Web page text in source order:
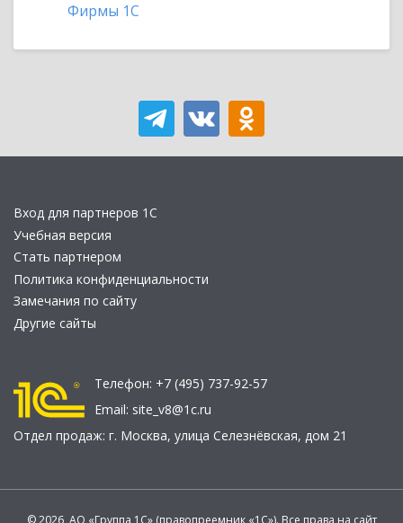
Фирмы 1С
Вход для партнеров 1С
Учебная версия
Стать партнером
Политика конфиденциальности
Замечания по сайту
Другие сайты
Телефон: +7 (495) 737-92-57
Email: site_v8@1c.ru
Отдел продаж: г. Москва, улица Селезнёвская, дом 21
© 2026 АО «Группа 1С» (правопреемник «1С»). Все права на сайт